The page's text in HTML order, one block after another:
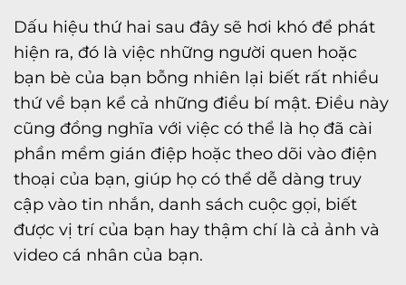
Dấu hiệu thứ hai sau đây sẽ hơi khó để phát
hiện ra, đó là việc những người quen hoặc
bạn bè của bạn bỗng nhiên lại biết rất nhiều
thứ về bạn kể cả những điều bí mật. Điều này
cũng đồng nghĩa với việc có thể là họ đã cài
phần mềm gián điệp hoặc theo dõi vào điện
thoại của bạn, giúp họ có thể dễ dàng truy
cập vào tin nhắn, danh sách cuộc gọi, biết
được vị trí của bạn hay thậm chí là cả ảnh và
video cá nhân của bạn.